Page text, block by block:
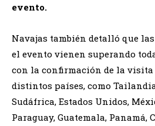
evento.
Navajas también detalló que
el evento vienen superando
con la confirmación de la visita
distintos países, como
Sudáfrica, Estados Unidos,
Paraguay, Guatemala, Panamá,